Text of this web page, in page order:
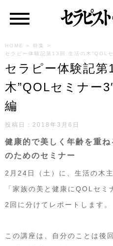
HOME > 特集
>
セラピー体験記第13回 生活の木”QOL
セラピー体験記第
木”QOLセミナー
編
投稿日：2018年3月6日
健康的で美しく年齢を重ね
のためのセミナー
2月24日（土）に、生活の木
「家族の美と健康にQOLセミ
2回に分けてレポートします。
この講座は、自分のことは後